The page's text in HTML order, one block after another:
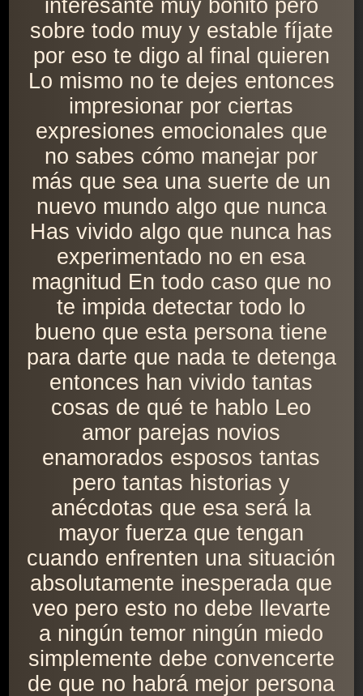
interesante muy bonito pero
sobre todo muy y estable fíjate
por eso te digo al final quieren
Lo mismo no te dejes entonces
impresionar por ciertas
expresiones emocionales que
no sabes cómo manejar por
más que sea una suerte de un
nuevo mundo algo que nunca
Has vivido algo que nunca has
experimentado no en esa
magnitud En todo caso que no
te impida detectar todo lo
bueno que esta persona tiene
para darte que nada te detenga
entonces han vivido tantas
cosas de qué te hablo Leo
amor parejas novios
enamorados esposos tantas
pero tantas historias y
anécdotas que esa será la
mayor fuerza que tengan
cuando enfrenten una situación
absolutamente inesperada que
veo pero esto no debe llevarte
a ningún temor ningún miedo
simplemente debe convencerte
de que no habrá mejor persona